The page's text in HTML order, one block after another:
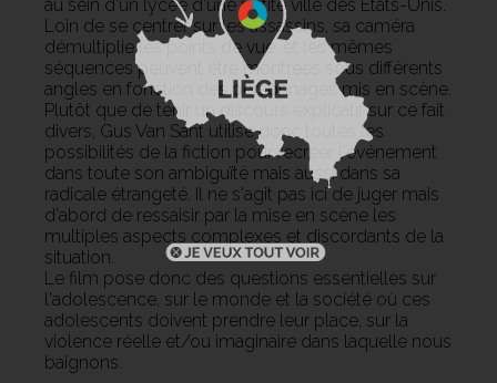
au sein d'un lycée d'une petite ville des Etats-Unis.
Loin de se centrer sur les assassins, sa caméra
démultiplie les points de vue, et les mêmes
séquences peuvent être montrées sous différents
angles en fonction des personnages mis en scène.
Plutôt que de tenir un discours explicatif sur ce fait
divers, Gus Van Sant utilise donc toutes les
possibilités de la fiction pour recréer l'événement
dans toute son ambiguïté mais aussi dans sa
radicale étrangeté. Il ne s'agit pas ici de juger mais
d'abord de ressaisir par la mise en scène les
multiples aspects complexes et discordants de la
situation.
Le film pose donc des questions essentielles sur
l'adolescence, sur le monde et la société où ces
adolescents doivent prendre leur place, sur la
violence réelle et/ou imaginaire dans laquelle nous
baignons.